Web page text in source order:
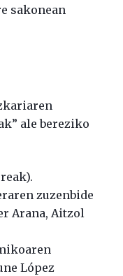
sakonean
ale bereziko
zuzenbide
Arana, Aitzol
López